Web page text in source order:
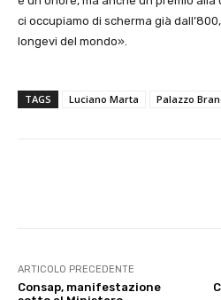
ci occupiamo di scherma già
longevi del mondo».
TAGS Luciano Marta Palazzo
ARTICOLO PRECEDENTE
Consap, manifestazione